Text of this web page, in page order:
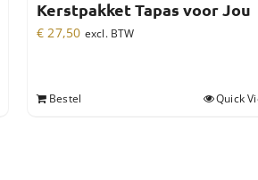
Kerstpakket Tapas voor Jou
€ 27,50 excl. BTW
Bestel Quick